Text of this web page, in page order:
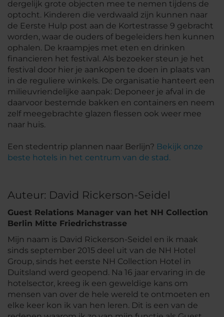
dergelijk grote objecten mee te nemen tijdens de
optocht. Kinderen die verdwaald zijn kunnen naar
de Eerste Hulp post aan de Kortestrasse 9 gebracht
worden, waar de ouders of begeleiders hen kunnen
ophalen. De kraampjes met eten en drinken
financieren het festival. Als bezoeker steun je het
festival door hier je aankopen te doen in plaats van
in de reguliere winkels. De organisatie hanteert een
milieuvriendelijke aanpak: Deponeer je afval in de
daarvoor bestemde bakken en containers en neem
zelf meegebrachte glazen flessen ook weer mee
naar huis.
Een stedentrip plannen naar Berlijn? Bekijk onze
beste hotels in het centrum van de stad.
Auteur: David Rickerson-Seidel
Guest Relations Manager van het NH Collection
Berlin Mitte Friedrichstrasse
Mijn naam is David Rickerson-Seidel en ik maak
sinds september 2015 deel uit van de NH Hotel
Group, sinds het eerste NH Collection Hotel in
Duitsland werd geopend. Na 16 jaar ervaring in de
hotelsector, kreeg ik een geweldige kans om
mensen van over de hele wereld te ontmoeten en
elke keer kon ik van hen leren. Dit is een van de